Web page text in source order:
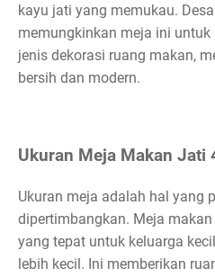
kayu jati yang memukau.
memungkinkan meja ini
jenis dekorasi ruang makan,
bersih dan modern.
Ukuran Meja Makan Jati
Ukuran meja adalah hal yang
dipertimbangkan. Meja
yang tepat untuk keluarga
lebih kecil. Ini memberikan